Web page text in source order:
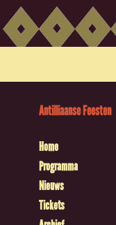
Antilliaanse Feesten
Home
Programma
Nieuws
Tickets